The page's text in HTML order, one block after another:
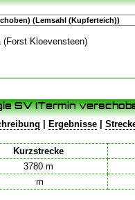
Kloevensteen)
SV (Termin
Ergebnisse
Kurzstrecke
3780 m
m